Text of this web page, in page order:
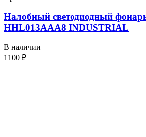
Налобный светодиодный
HHL013AAA8 INDUSTRIAL
В наличии
1100 ₽